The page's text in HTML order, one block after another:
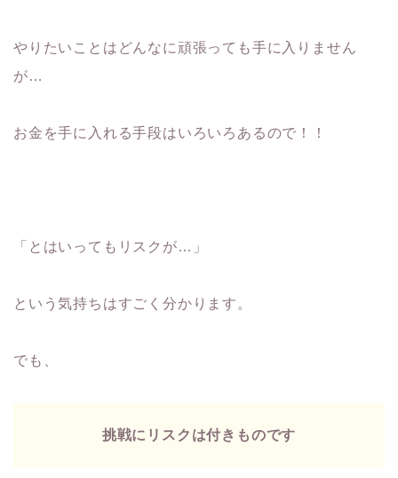
やりたいことはどんなに頑張っても手に入りません
が…
お金を手に入れる手段はいろいろあるので！！
「とはいってもリスクが…」
という気持ちはすごく分かります。
でも、
挑戦にリスクは付きものです